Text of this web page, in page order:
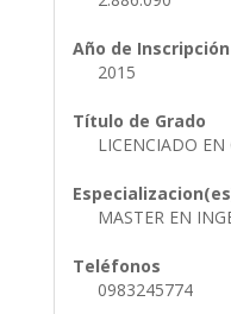
Año de Inscripción
2015
Título de Grado
LICENCIADO EN
MASTER EN
Teléfonos
0983245774